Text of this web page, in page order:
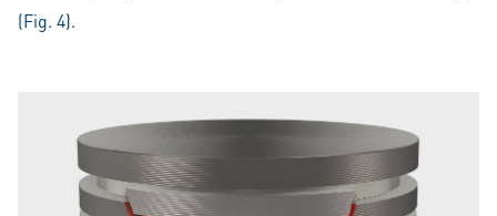
(Fig. 4).